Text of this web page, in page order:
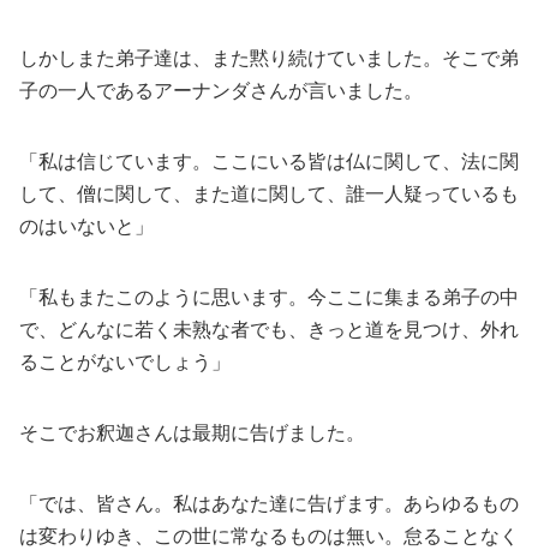
しかしまた弟子達は、また黙り続けていました。そこで弟
子の一人であるアーナンダさんが言いました。
「私は信じています。ここにいる皆は仏に関して、法に関
して、僧に関して、また道に関して、誰一人疑っているも
のはいないと」
「私もまたこのように思います。今ここに集まる弟子の中
で、どんなに若く未熟な者でも、きっと道を見つけ、外れ
ることがないでしょう」
そこでお釈迦さんは最期に告げました。
「では、皆さん。私はあなた達に告げます。あらゆるもの
は変わりゆき、この世に常なるものは無い。怠ることなく